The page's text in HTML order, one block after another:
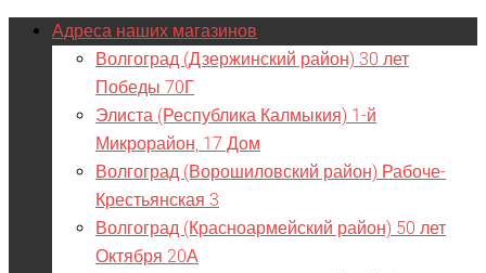
Адреса наших магазинов
Волгоград (Дзержинский район) 30 лет
Победы 70Г
Элиста (Республика Калмыкия) 1-й
Микрорайон, 17 Дом
Волгоград (Ворошиловский район) Рабоче-
Крестьянская 3
Волгоград (Красноармейский район) 50 лет
Октября 20А